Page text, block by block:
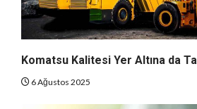
Komatsu Kalitesi Yer Altına da
6 Ağustos 2025